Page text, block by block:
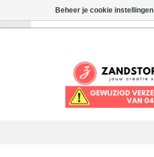
Beheer je cookie instellingen